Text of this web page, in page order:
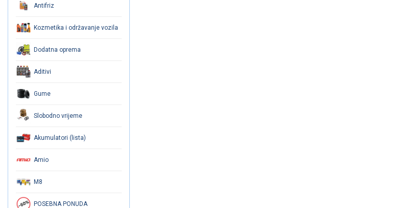
Antifriz
Kozmetika i održavanje vozila
Dodatna oprema
Aditivi
Gume
Slobodno vrijeme
Akumulatori (lista)
Amio
M8
POSEBNA PONUDA